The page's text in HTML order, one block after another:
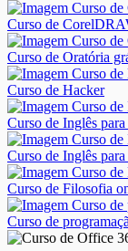
Curso de
Curso de Oratória
Curso de Hacker
Curso de Inglês
Curso de Inglês
Curso de Filosofia
Curso de